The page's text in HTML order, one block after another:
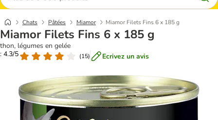
Chats Pâtées Miamor Miamor Filets Fins 6 x 185 g
Miamor Filets Fins 6 x 185 g
thon, légumes en gelée
: 4.3/5
(15) Ecrivez un avis